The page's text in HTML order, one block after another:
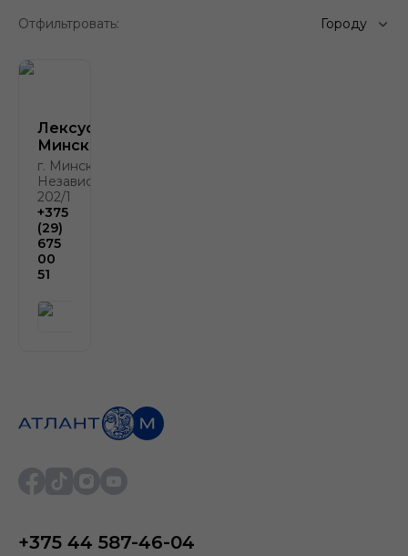
Отфильтровать: Городу
Лексус-
Минск
г. Минск, пр.
Независимости,
202/1
+375
(29)
675
00
51
+375 44 587-46-04